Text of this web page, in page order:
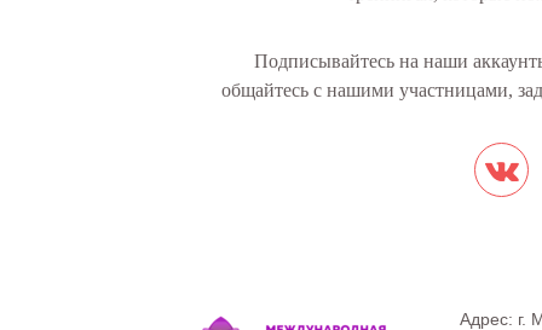
Подписывайтесь на наши
общайтесь с нашими участницами,
Адрес: г.